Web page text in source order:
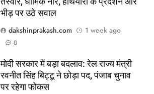
भीड़ पर उठे सवाल
dakshinprakash.com
1 week ago
0
मोदी सरकार में बड़ा बदलाव: रेल राज्य मंत्री
रवनीत सिंह बिट्टू ने छोड़ा पद, पंजाब चुनाव
पर रहेगा फोकस